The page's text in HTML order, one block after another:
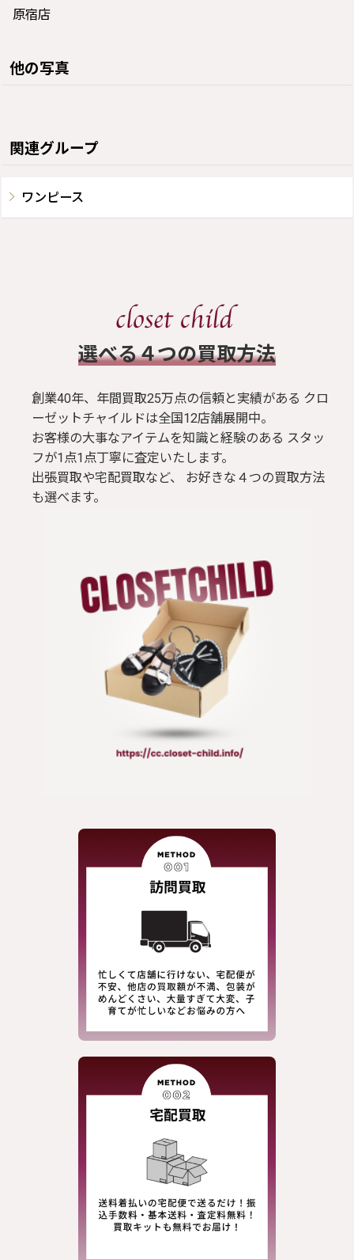
原宿店
他の写真
関連グループ
ワンピース
​選べる４つの買取方法
創業40年、年間買取25万点の信頼と実績がある クロ
ーゼットチャイルドは全国12店舗展開中。
お客様の大事なアイテムを知識と経験のある スタッ
フが1点1点丁寧に査定いたします。
出張買取や宅配買取など、 お好きな４つの買取方法
も選べます。